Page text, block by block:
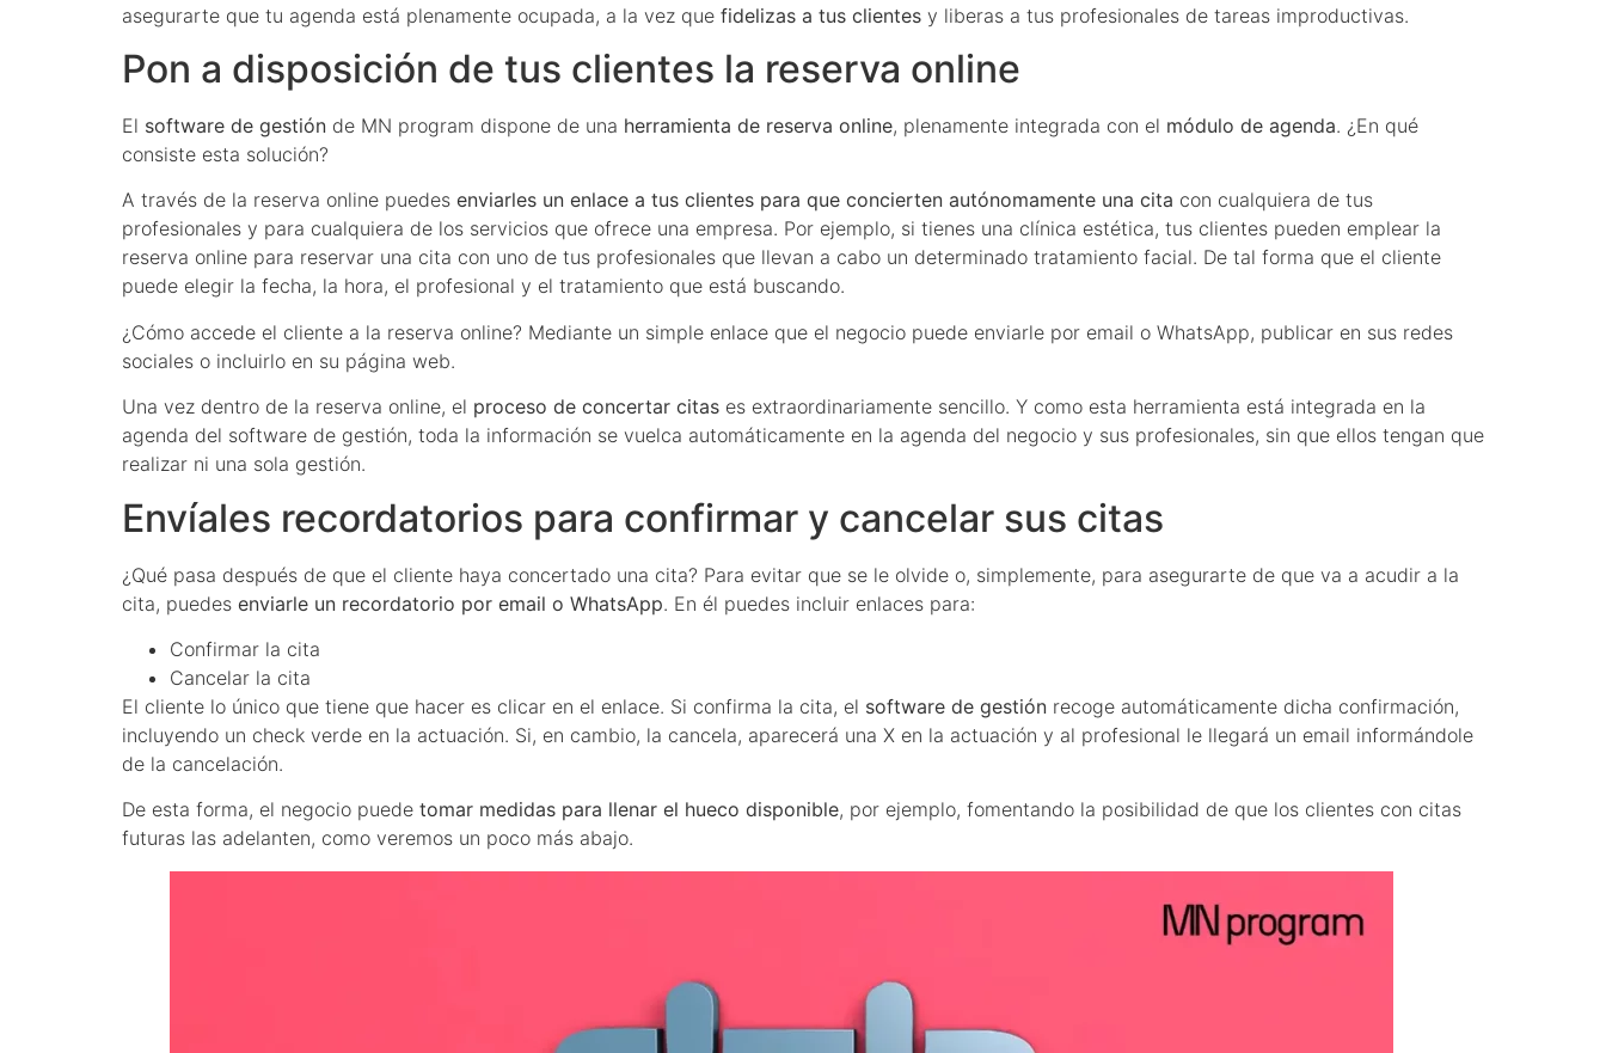
asegurarte que tu agenda está plenamente ocupada, a la vez que fidelizas a tus clientes y liberas a tus profesionales de tareas improductivas.
Pon a disposición de tus clientes la reserva online
El software de gestión de MN program dispone de una herramienta de reserva online, plenamente integrada con el módulo de agenda. ¿En qué
consiste esta solución?
A través de la reserva online puedes enviarles un enlace a tus clientes para que concierten autónomamente una cita con cualquiera de tus
profesionales y para cualquiera de los servicios que ofrece una empresa. Por ejemplo, si tienes una clínica estética, tus clientes pueden emplear la
reserva online para reservar una cita con uno de tus profesionales que llevan a cabo un determinado tratamiento facial. De tal forma que el cliente
puede elegir la fecha, la hora, el profesional y el tratamiento que está buscando.
¿Cómo accede el cliente a la reserva online? Mediante un simple enlace que el negocio puede enviarle por email o WhatsApp, publicar en sus redes
sociales o incluirlo en su página web.
Una vez dentro de la reserva online, el proceso de concertar citas es extraordinariamente sencillo. Y como esta herramienta está integrada en la
agenda del software de gestión, toda la información se vuelca automáticamente en la agenda del negocio y sus profesionales, sin que ellos tengan que
realizar ni una sola gestión.
Envíales recordatorios para confirmar y cancelar sus citas
¿Qué pasa después de que el cliente haya concertado una cita? Para evitar que se le olvide o, simplemente, para asegurarte de que va a acudir a la
cita, puedes enviarle un recordatorio por email o WhatsApp. En él puedes incluir enlaces para:
Confirmar la cita
Cancelar la cita
El cliente lo único que tiene que hacer es clicar en el enlace. Si confirma la cita, el software de gestión recoge automáticamente dicha confirmación,
incluyendo un check verde en la actuación. Si, en cambio, la cancela, aparecerá una X en la actuación y al profesional le llegará un email informándole
de la cancelación.
De esta forma, el negocio puede tomar medidas para llenar el hueco disponible, por ejemplo, fomentando la posibilidad de que los clientes con citas
futuras las adelanten, como veremos un poco más abajo.